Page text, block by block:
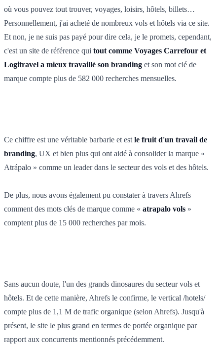
où vous pouvez tout trouver, voyages, loisirs, hôtels, billets…
Personnellement, j'ai acheté de nombreux vols et hôtels via ce site.
Et non, je ne suis pas payé pour dire cela, je le promets, cependant,
c'est un site de référence qui tout comme Voyages Carrefour et
Logitravel a mieux travaillé son branding et son mot clé de
marque compte plus de 582 000 recherches mensuelles.
Ce chiffre est une véritable barbarie et est le fruit d'un travail de
branding, UX et bien plus qui ont aidé à consolider la marque «
Atrápalo » comme un leader dans le secteur des vols et des hôtels.
De plus, nous avons également pu constater à travers Ahrefs
comment des mots clés de marque comme « atrapalo vols »
comptent plus de 15 000 recherches par mois.
Sans aucun doute, l'un des grands dinosaures du secteur vols et
hôtels. Et de cette manière, Ahrefs le confirme, le vertical /hotels/
compte plus de 1,1 M de trafic organique (selon Ahrefs). Jusqu'à
présent, le site le plus grand en termes de portée organique par
rapport aux concurrents mentionnés précédemment.